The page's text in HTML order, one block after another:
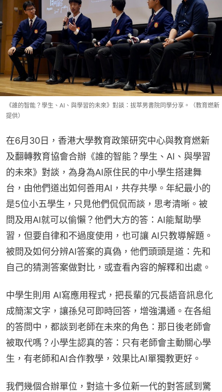
《誰的智能？學生、AI、與學習的未來》對談：拔萃男書院同學分享。（教育燃新
提供）
在6月30日，香港大學教育政策研究中心與教育燃新
及翻轉教育協會合辦《誰的智能？學生、AI、與學習
的未來》對談，為身為AI原住民的中小學生搭建舞
台，由他們道出如何善用AI，共存共學。年紀最小的
是5位小五學生，只見他們侃侃而談，思考清晰。被
問及用AI就可以偷懶？他們大方的答：AI能幫助學
習，但要自律和不過度使用，也可讓 AI只教導解題。
被問及如何分辨AI答案的真偽，他們頭頭是道：先和
自己的猜測答案做對比，或查看內容的解釋和出處。
中學生則用 AI寫應用程式，把長輩的冗長語音訊息化
成簡潔文字，讓孫兒可即時回答，增強溝通。在各組
的答問中，都談到老師在未來的角色：那日後老師會
被取代嗎？小學生認真的答：只有老師會主動關心學
生，有老師和AI合作教學，效果比AI單獨教更好。
我們幾個合辦單位，對這十多位新一代的對答感到驚